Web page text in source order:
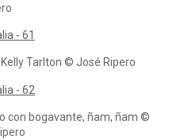
Tarlton © José Ripero
con bogavante, ñam, ñam ©